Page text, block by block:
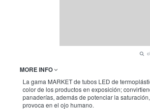
MORE INFO
La gama MARKET de tubos LED de
color de los productos en exposición;
panaderías, además de potenciar la
provoca en el ojo humano.